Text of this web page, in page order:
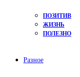
ПОЗИТИВ
ЖИЗНЬ
ПОЛЕЗНО
Разное